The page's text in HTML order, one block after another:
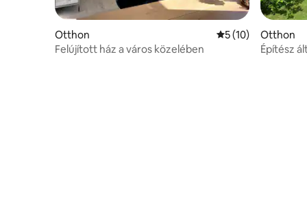
Otthon Átlagos értékelés:
5 (10)
Felújított ház a város közelében
Otthon
Építész